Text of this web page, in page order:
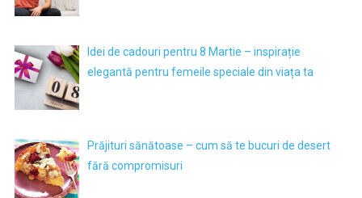
Idei de cadouri pentru 8 Martie – inspirație
elegantă pentru femeile speciale din viața ta
Prăjituri sănătoase – cum să te bucuri de desert
fără compromisuri